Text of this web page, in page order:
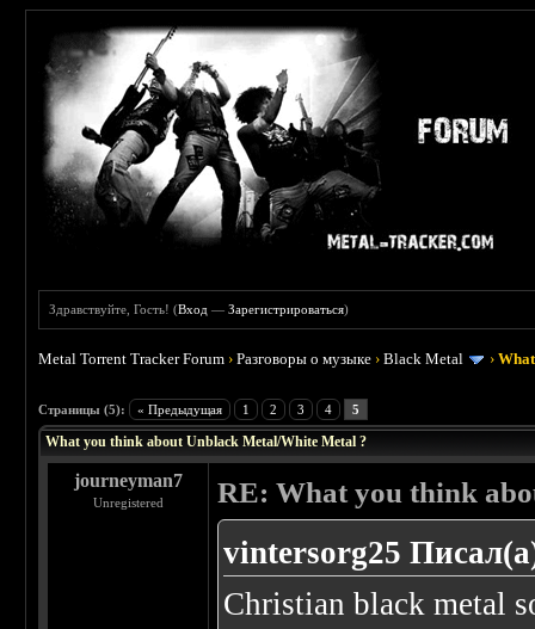
Здравствуйте, Гость! (Вход —Зарегистрироваться)
Metal Torrent Tracker Forum ›Разговоры о музыке ›Black Metal ›
Страницы (5): « Предыдущая 1 2 3 4 5
What you think about Unblack Metal/White Metal ?
journeyman7
Unregistered RE: What you think
vintersorg25
Christian black metal